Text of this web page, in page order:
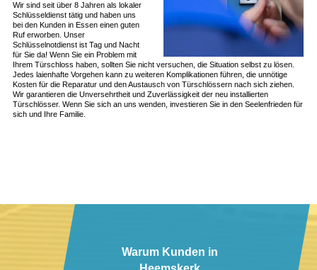
Wir sind seit über 8 Jahren als lokaler
Schlüsseldienst tätig und haben uns
bei den Kunden in Essen einen guten
Ruf erworben. Unser
Schlüsselnotdienst ist Tag und Nacht
für Sie da! Wenn Sie ein Problem mit
Ihrem Türschloss haben, sollten Sie nicht versuchen, die Situation selbst zu lösen.
Jedes laienhafte Vorgehen kann zu weiteren Komplikationen führen, die unnötige
Kosten für die Reparatur und den Austausch von Türschlössern nach sich ziehen.
Wir garantieren die Unversehrtheit und Zuverlässigkeit der neu installierten
Türschlösser. Wenn Sie sich an uns wenden, investieren Sie in den Seelenfrieden für
sich und Ihre Familie.
Warum Kunden in